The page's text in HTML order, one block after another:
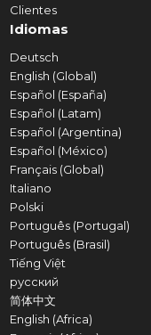
Clientes
Idiomas
Deutsch
English (Global)
Español (España)
Español (Latam)
Español (Argentina)
Español (México)
Français (Global)
Italiano
Polski
Português (Portugal)
Português (Brasil)
Tiếng Việt
русский
简体中文
English (Africa)